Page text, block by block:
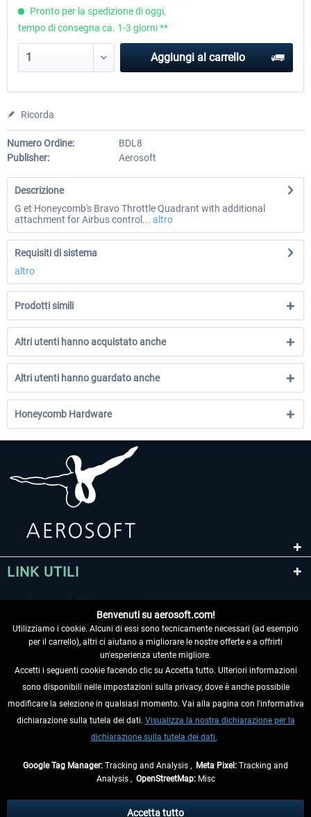
Pronto per la spedizione di oggi,
tempo di consegna ca. 1-3 giorni **
Aggiungi al carrello
Ricorda
Numero Ordine:
BDL8
Publisher:
Aerosoft
Descrizione
G et Honeycomb's Bravo Throttle Quadrant with additional
attachment for Airbus control... altro
Requisiti di sistema
altro
Prodotti simili
Altri utenti hanno acquistato anche
Altri utenti hanno guardato anche
Honeycomb Hardware
LINK UTILI
RECEDERE DAL CONTRATTO
INFORMAZIONI
eventualmente le spese di spedizione, se non diversamente descritto.
Benvenuti su aerosoft.com!
Utilizziamo i cookie. Alcuni di essi sono tecnicamente necessari (ad esempio
per il carrello), altri ci aiutano a migliorare le nostre offerte e a offrirti
un'esperienza utente migliore.
Accetti i seguenti cookie facendo clic su Accetta tutto. Ulteriori informazioni
sono disponibili nelle impostazioni sulla privacy, dove è anche possibile
modificare la selezione in qualsiasi momento. Vai alla pagina con l'informativa
dichiarazione sulla tutela dei dati. Visualizza la nostra dichiarazione per la
dichiarazione sulla tutela dei dati.
Google Tag Manager: Tracking and Analysis , Meta Pixel: Tracking and
Analysis , OpenStreetMap:Misc
Accetta tutto